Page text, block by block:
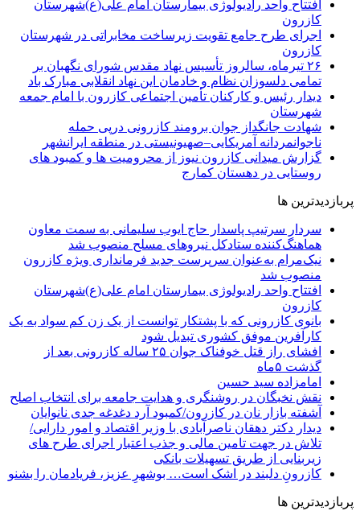
افتتاح واحد رادیولوژی بیمارستان امام علی(ع)شهرستان
کازرون
اجرای طرح جامع تقویت زیرساخت مخابراتی در شهرستان
کازرون
۲۶ تیرماه، سالروز تأسیس نهاد مقدس شورای نگهبان بر
تمامی دلسوزان نظام و خادمان این نهاد انقلابی مبارک باد
دیدار رئیس و کارکنان تأمین اجتماعی کازرون با امام جمعه
شهرستان
شهادت جانگداز جوان برومند کازرونی درپی حمله
ناجوانمردانه آمریکایی–صهیونیستی در منطقه ایرانشهر
گزارش میدانی کازرون نیوز از محرومیت ها و کمبود های
روستایی در دهستان کمارج
پربازدیدترین ها
سردار سرتیپ پاسدار حاج ایوب سلیمانی به سمت معاون
هماهنگ‌کننده ستادکل نیروهای مسلح منصوب شد
نیک‌مرام به‌عنوان سرپرست جدید فرمانداری ویژه کازرون
منصوب شد
افتتاح واحد رادیولوژی بیمارستان امام علی(ع)شهرستان
کازرون
بانوی کازرونی که با پشتکار توانست از یک زن کم سواد به یک
کارآفرین موفق کشوری تبدیل شود
افشای راز قتل خوفناک جوان ۲۵ ساله کازرونی بعد از
گذشت ۵ماه
امامزاده سید حسین
نقش نخبگان در روشنگری و هدایت‌ جامعه برای انتخاب اصلح
آشفته بازار نان در کازرون/کمبود آرد دغدغه جدی نانوایان
دیدار دکتر دهقان ناصرآبادی با وزیر اقتصاد و امور دارایی/
تلاش در جهت تامین مالی و جذب اعتبار اجرای طرح های
زیربنایی از طریق تسهیلات بانکی
کازرونِ دلبند در اشک است… بوشهرِ عزیز، فریادمان را بشنو
پربازدیدترین ها